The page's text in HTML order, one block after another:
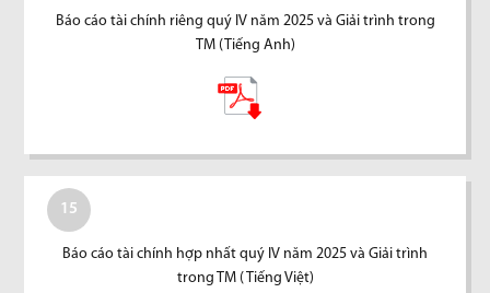
Báo cáo tài chính riêng quý IV năm 2025 và Giải trình trong
TM (Tiếng Anh)
15
Báo cáo tài chính hợp nhất quý IV năm 2025 và Giải trình
trong TM ( Tiếng Việt)